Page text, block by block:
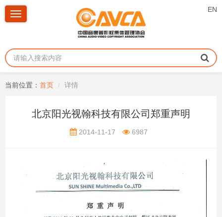
EN
Toggle
当前位置： 首页 详情
北京阳光视翰科技有限公司郑重声明
2014-11-17 6987